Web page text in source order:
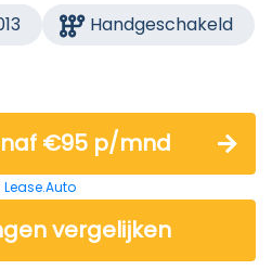
Handgeschakeld
€95 p/mnd
Lease.Auto
vergelijken